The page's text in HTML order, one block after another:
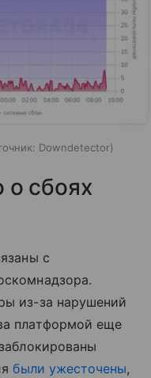
Downdetector
о сбоях
с
из-за нарушений
платформой еще
были ужесточены,